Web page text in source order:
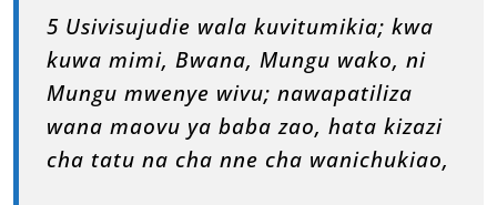
5 Usivisujudie wala kuvitumikia; kwa
kuwa mimi, Bwana, Mungu wako, ni
Mungu mwenye wivu; nawapatiliza
wana maovu ya baba zao, hata kizazi
cha tatu na cha nne cha wanichukiao,